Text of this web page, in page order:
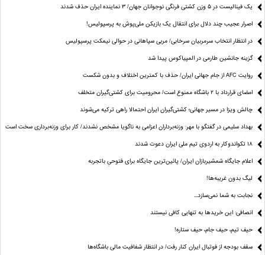
یک فینالیست در ۵ وزن کشتی فرنگی نوجوانان جهان/ ۳ نماینده ایران حذف شدند
اصرار عجیب چند دلال برای انتقال یک بازیکن ملی‌پوش به پرسپولیس!
در انتظار انتخاب سرمربیان سرخابی/ مربی سپاهانی در حوالی نیمکت پرسپولیس
گزینه جانشین طارمی در المپیاکوس پیدا شد
روایت AFC از جام جهانی ایران/ حذف با کمترین اختلاف و بدون شکست
امضای قرارداد با ۲ باشگاه ممنوع است/ محرومیت برای کشتی‌گیران متخلف
چالش ویزا در مسیر جهانی؛ کشتی‌گیران ایران احتمالا راهی ترکیه می‌شوند
بهداد سلیمی در گفتگو با مهر: وزنه‌برداران اعزامی به ناگویا مشخص نشدند/ کار برای وزنه‌برداری سخت است
۱۸ تکواندوکار به اردوی تیم ملی ایران دعوت شدند
اعلام جایگاه شمشیربازان ایران/ پائین‌ترین جایگاه برای فتوحیِ باتجربه
لیگ بدون غریبه‌ها!
نجابت به شما نمی‌سازد...
انصافی: این خریدها به تنهایی کافی نیستند
حیف تیم، حیف جام، حیف ستاره‌!
سقف بودجه از فوتبال ایران کنار رفت/ در انتظار شفافیت مالی باشگاه‌ها